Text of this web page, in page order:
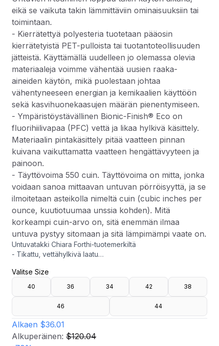
eikä se vaikuta takin lämmittäviin ominaisuuksiin tai
toimintaan.
- Kierrätettyä polyesteria tuotetaan pääosin
kierrätetyistä PET-pulloista tai tuotantoteollisuuden
jätteistä. Käyttämällä uudelleen jo olemassa olevia
materiaaleja voimme vähentää uusien raaka-
aineiden käytön, mikä puolestaan johtaa
vähentyneeseen energian ja kemikaalien käyttöön
sekä kasvihuonekaasujen määrän pienentymiseen.
- Ympäristöystävällinen Bionic-Finish® Eco on
fluorihiilivapaa (PFC) vettä ja likaa hylkivä käsittely.
Materiaalin pintakäsittely pitää vaatteen pinnan
kuivana vaikuttamatta vaatteen hengättävyyteen ja
painoon.
- Täyttövoima 550 cuin. Täyttövoima on mitta, jonka
voidaan sanoa mittaavan untuvan pörröisyyttä, ja se
ilmoitetaan asteikolla nimeltä cuin (cubic inches per
ounce, kuutiotuumaa unssia kohden). Mitä
korkeampi cuin-arvo on, sitä enemmän ilmaa
untuva pystyy sitomaan ja sitä lämpimämpi vaate on.
Untuvatakki Chiara Forthi-tuotemerkiltä
- Tikattu, vettähylkivä laatu
- Vetoketju edessä neppareilla
- Huppu
- Irrotettava tekoturkisreunus hupussa
- Taskut edessä
- Sivuhalkiot
- Vuori vetoketjulla
- Pituus olalta: 119 cm koossa 36
- Kaikista untuvatakeista irtoaa untuvaa. Tätä tapahtuu
Valitse Size
40 36 34 42 38
46 44
Alkaen $36.01
Alkuperäinen: $120.04